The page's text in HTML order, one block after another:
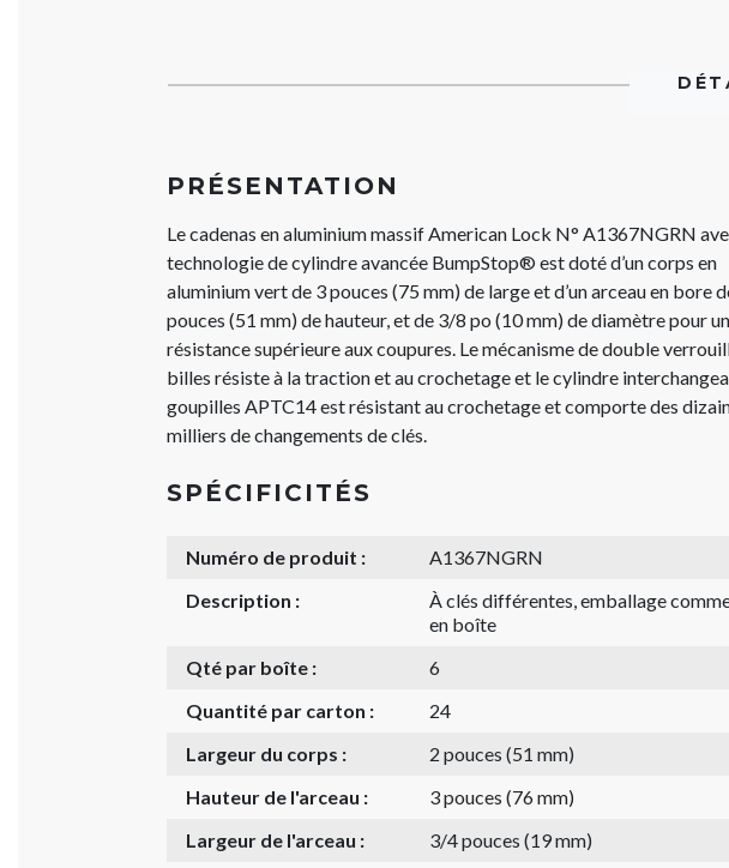
PRÉSENTATION
Le cadenas en aluminium massif American Lock N° A1367NGRN
technologie de cylindre avancée BumpStop® est doté d’un corps en
aluminium vert de 3 pouces (75 mm) de large et d’un arceau en bore
pouces (51 mm) de hauteur, et de 3/8 po (10 mm) de diamètre pour
résistance supérieure aux coupures. Le mécanisme de double
billes résiste à la traction et au crochetage et le cylindre
goupilles APTC14 est résistant au crochetage et comporte des
milliers de changements de clés.
SPÉCIFICITÉS
Numéro de produit :
A1367NGRN
Description :
À clés différentes, emballage
en boîte
Qté par boîte :
6
Quantité par carton :
24
Largeur du corps :
2 pouces (51 mm)
Hauteur de l'arceau :
3 pouces (76 mm)
Largeur de l'arceau :
3/4 pouces (19 mm)